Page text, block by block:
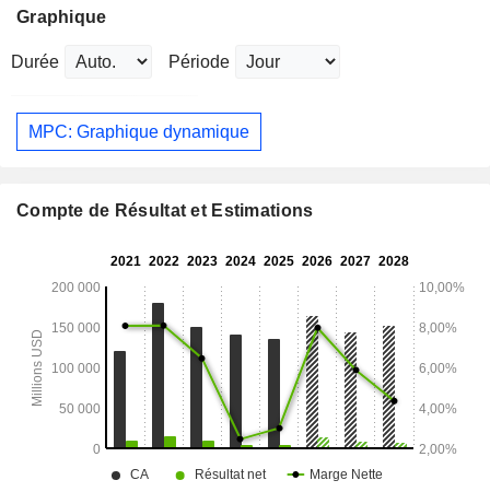
Graphique
Durée Période
MPC: Graphique dynamique
Compte de Résultat et Estimations